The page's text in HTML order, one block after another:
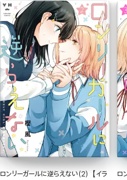
ロンリーガールに逆らえない(2)【イラ
ロ